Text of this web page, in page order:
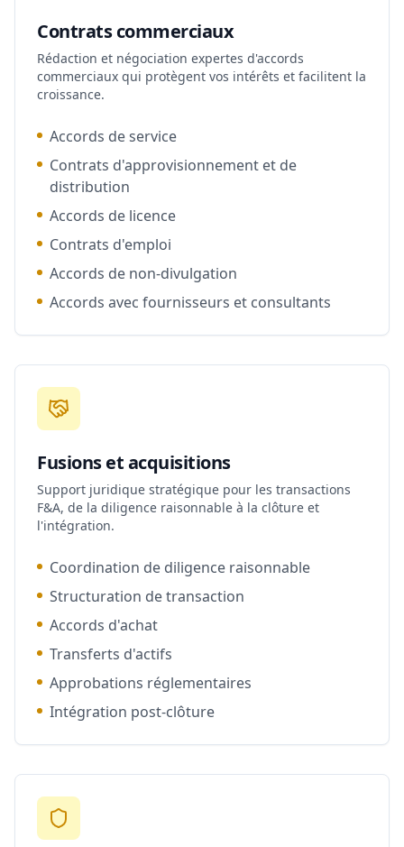
Contrats commerciaux
Rédaction et négociation expertes d'accords
commerciaux qui protègent vos intérêts et facilitent la
croissance.
Accords de service
Contrats d'approvisionnement et de
distribution
Accords de licence
Contrats d'emploi
Accords de non-divulgation
Accords avec fournisseurs et consultants
Fusions et acquisitions
Support juridique stratégique pour les transactions
F&A, de la diligence raisonnable à la clôture et
l'intégration.
Coordination de diligence raisonnable
Structuration de transaction
Accords d'achat
Transferts d'actifs
Approbations réglementaires
Intégration post-clôture